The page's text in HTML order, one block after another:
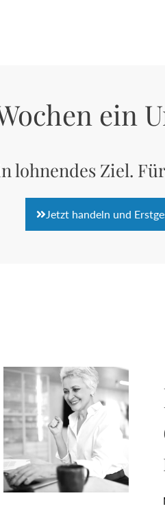
ein
lohnendes Ziel.
Jetzt handeln und